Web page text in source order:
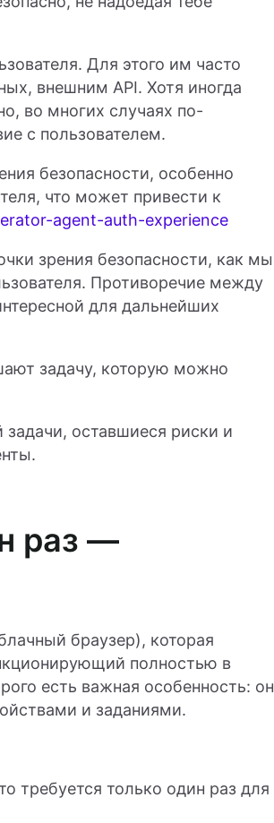
Для этого им часто
внешним API. Хотя иногда
во многих случаях по-
с пользователем.
безопасности, особенно
что может привести к
agent-auth-experience
зрения безопасности, как мы
Противоречие между
для дальнейших
задачу, которую можно
оставшиеся риски и
раз —
браузер), которая
полностью в
есть важная особенность: он
и заданиями.
требуется только один раз для